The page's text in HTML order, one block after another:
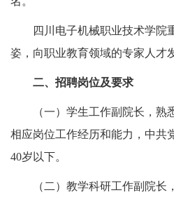
四川电子机械职业技术学院
姿，向职业教育领域的专家人才
二、招聘岗位及要求
（一）学生工作副院长，
相应岗位工作经历和能力，中共
40岁以下。
（二）教学科研工作副院